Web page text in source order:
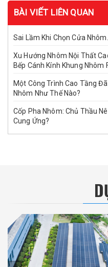
BÀI VIẾT LIÊN QUAN
Sai Lầm Khi Chọn Cửa Nhôm...
Xu Hướng Nhôm Nội Thất
Bếp Cánh Kính Khung Nhôm
Một Công Trình Cao Tầng
Nhôm Như Thế Nào?
Cốp Pha Nhôm: Chủ Thầu
Cung Ứng?